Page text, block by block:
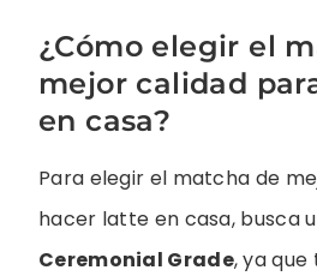
¿Cómo elegir el
mejor calidad
en casa?
Para elegir el matcha de
hacer latte en casa, busca
Ceremonial Grade, ya que